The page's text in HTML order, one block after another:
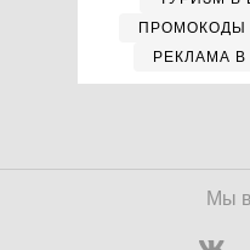
ПРОМОКОДЫ
РЕКЛАМА
Мы